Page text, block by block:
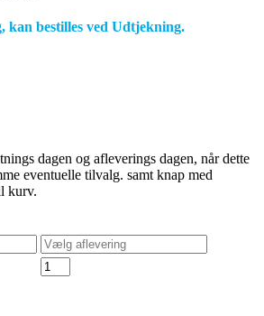
kan bestilles ved Udtjekning.
dagen og afleverings dagen, når dette
eventuelle tilvalg. samt knap med
kurv.